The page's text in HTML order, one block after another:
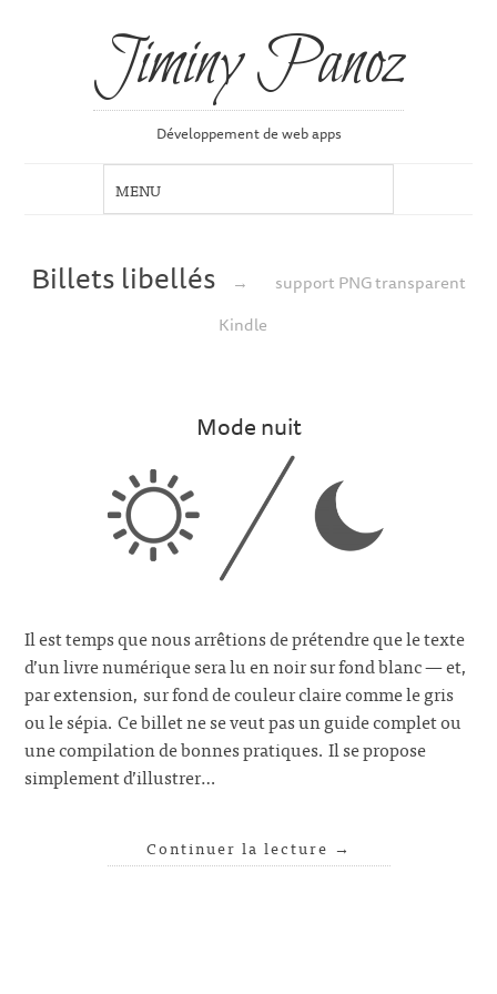
Jiminy Panoz
Développement de web apps
Billets libellés →
support PNG transparent
Kindle
Mode nuit
Il est temps que nous arrêtions de prétendre que le texte
d’un livre numérique sera lu en noir sur fond blanc — et,
par extension, sur fond de couleur claire comme le gris
ou le sépia. Ce billet ne se veut pas un guide complet ou
une compilation de bonnes pratiques. Il se propose
simplement d’illustrer…
Continuer la lecture →